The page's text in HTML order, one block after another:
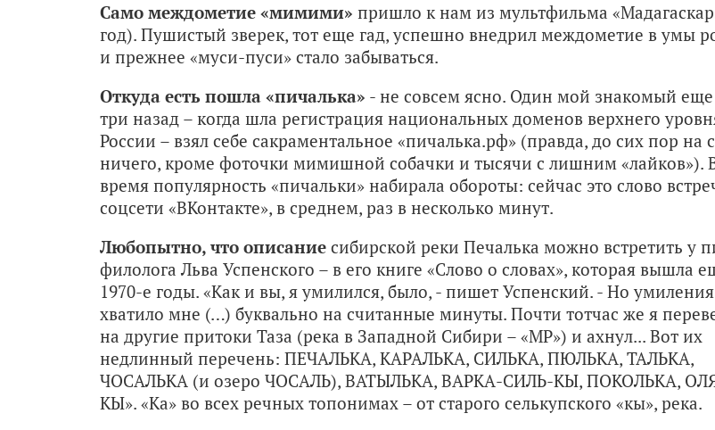
Само междометие «мимими» пришло к нам из мультфильма
год). Пушистый зверек, тот еще гад, успешно внедрил междометие в умы
и прежнее «муси-пуси» стало забываться.
Откуда есть пошла «пичалька» - не совсем ясно. Один мой знакомый еще
три назад – когда шла регистрация национальных доменов верхнего
России – взял себе сакраментальное «пичалька.рф» (правда, до сих пор на
ничего, кроме фоточки мимишной собачки и тысячи с лишним «лайков»).
время популярность «пичальки» набирала обороты: сейчас это слово
соцсети «ВКонтакте», в среднем, раз в несколько минут.
Любопытно, что описание сибирской реки Печалька можно встретить у
филолога Льва Успенского – в его книге «Слово о словах», которая вышла
1970-е годы. «Как и вы, я умилился, было, - пишет Успенский. - Но умиления
хватило мне (…) буквально на считанные минуты. Почти тотчас же я
на другие притоки Таза (река в Западной Сибири – «МР») и ахнул... Вот их
недлинный перечень: ПЕЧАЛЬКА, КАРАЛЬКА, СИЛЬКА, ПЮЛЬКА, ТАЛЬКА,
ЧОСАЛЬКА (и озеро ЧОСАЛЬ), ВАТЫЛЬКА, ВАРКА-СИЛЬ-КЫ, ПОКОЛЬКА,
КЫ». «Ка» во всех речных топонимах – от старого селькупского «кы», река.